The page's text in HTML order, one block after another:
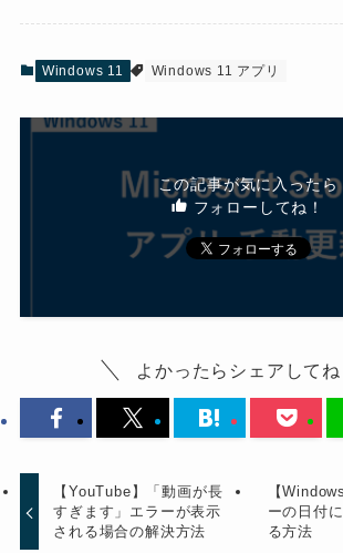
Windows 11 Windows 11 アプリ
この記事が気に入ったら
フォローしてね！
よかったらシェアしてね
【YouTube】「動画が長
すぎます」エラーが表示
される場合の解決方法
【
ーの日付
る方法